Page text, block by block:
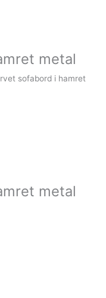
metal
sofabord i hamret
metal